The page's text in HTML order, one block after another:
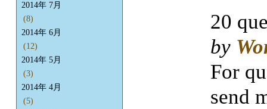
2014年 7月
(8)
2014年 6月
(12)
2014年 5月
(3)
2014年 4月
(5)
20
by
For
send